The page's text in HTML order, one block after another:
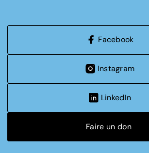
Facebook
Instagram
LinkedIn
Faire un don